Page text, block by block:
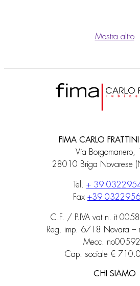
Mostra altro
FIMA CARLO
Via Borgomanero,
28010 Briga Novarese
Tel. + 39
Fax +39
C.F. / P.IVA vat n. it
Reg. imp. 6718 Novara –
Mecc.
Cap. sociale €
CHI SIAMO